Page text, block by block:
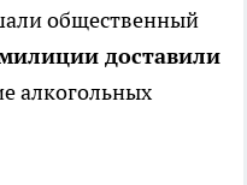
общественный
доставили
алкогольных